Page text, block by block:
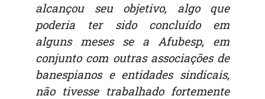
alcançou seu objetivo, algo que
poderia ter sido concluído em
alguns meses se a Afubesp, em
conjunto com outras associações de
banespianos e entidades sindicais,
não tivesse trabalhado fortemente